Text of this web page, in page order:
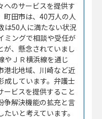
へのサービスを提供す
町田市は、40万人の人
は50人に満たない状況
ミングで相談や受任が
が、懸念されていまし
やＪＲ横浜線を通じ
港北地域、川崎など近
成しています。弁護士
ービスを提供すること
争解決機能の拡充と言
いと考えています。